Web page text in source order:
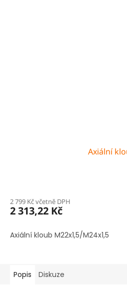
Axiální
2 799 Kč včetně DPH
2 313,22 Kč
Axiální kloub M22x1,5/M24x1,5
Popis Diskuze